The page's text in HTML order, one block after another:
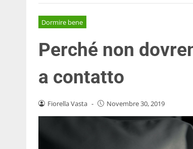
Dormire bene
Perché non
a contatto
Fiorella Vasta - Novembre 30, 2019